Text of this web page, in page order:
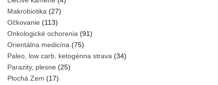
Makrobiotika (27)
Očkovanie (113)
Onkologické ochorenia (91)
Orientálna medicína (75)
Paleo, low carb, ketogénna strava (34)
Parazity, plesne (25)
Plochá Zem (17)